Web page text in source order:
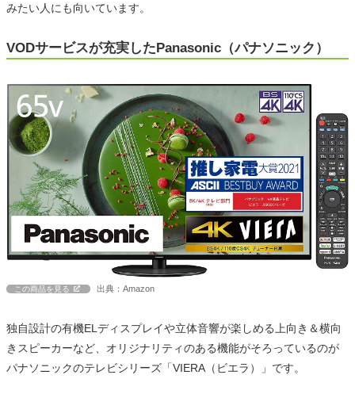
みたい人にも向いています。
VODサービスが充実したPanasonic（パナソニック）
この商品を見る 出典：Amazon
独自設計の有機ELディスプレイや立体音響が楽しめる上向き＆横向
きスピーカーなど、オリジナリティのある機能がそろっているのが
パナソニックのテレビシリーズ「VIERA（ビエラ）」です。